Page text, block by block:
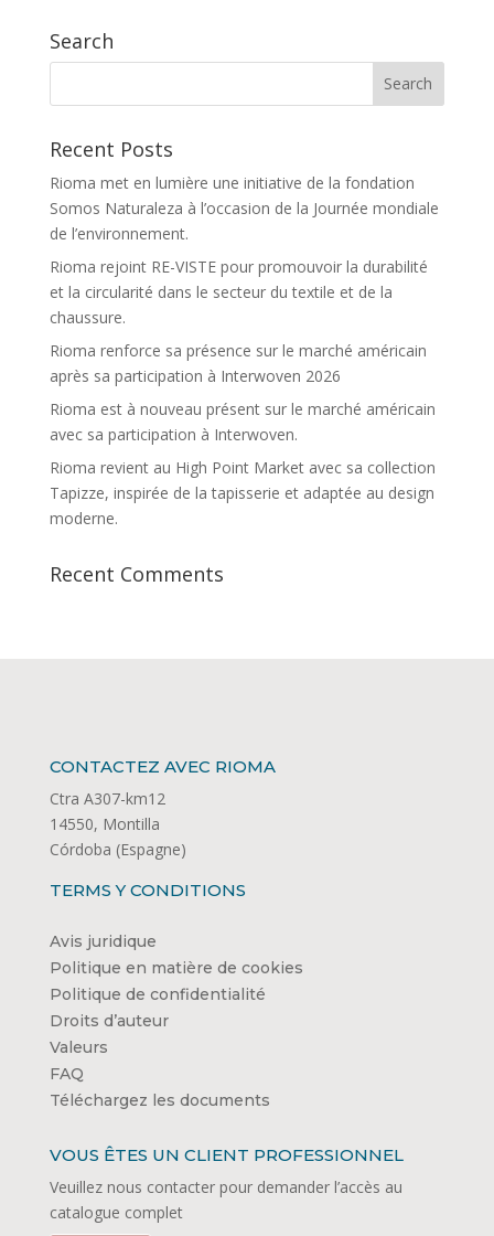
Search
Recent Posts
Rioma met en lumière une initiative de la fondation
Somos Naturaleza à l’occasion de la Journée mondiale
de l’environnement.
Rioma rejoint RE-VISTE pour promouvoir la durabilité
et la circularité dans le secteur du textile et de la
chaussure.
Rioma renforce sa présence sur le marché américain
après sa participation à Interwoven 2026
Rioma est à nouveau présent sur le marché américain
avec sa participation à Interwoven.
Rioma revient au High Point Market avec sa collection
Tapizze, inspirée de la tapisserie et adaptée au design
moderne.
Recent Comments
CONTACTEZ AVEC RIOMA
Ctra A307-km12
14550, Montilla
Córdoba (Espagne)
TERMS Y CONDITIONS
Avis juridique
Politique en matière de cookies
Politique de confidentialité
Droits d’auteur
Valeurs
FAQ
Téléchargez les documents
VOUS ÊTES UN CLIENT PROFESSIONNEL
Veuillez nous contacter pour demander l’accès au
catalogue complet